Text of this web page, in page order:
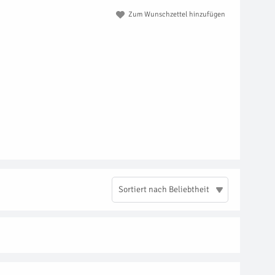
Zum Wunschzettel hinzufügen
Sortiert nach Beliebtheit